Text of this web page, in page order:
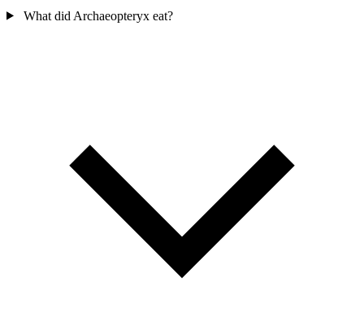
What did Archaeopteryx eat?